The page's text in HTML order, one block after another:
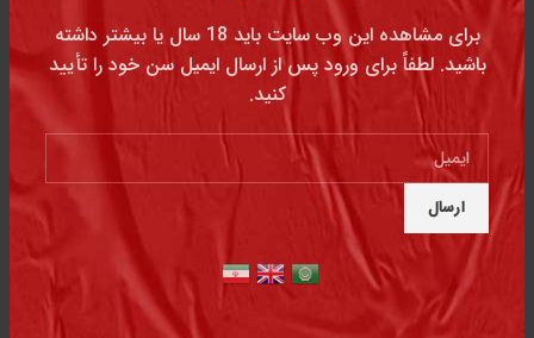
برای مشاهده این وب سایت باید 18 سال یا بیشتر داشته
باشید. لطفاً برای ورود پس از ارسال ایمیل سن خود را تأیید
کنید.